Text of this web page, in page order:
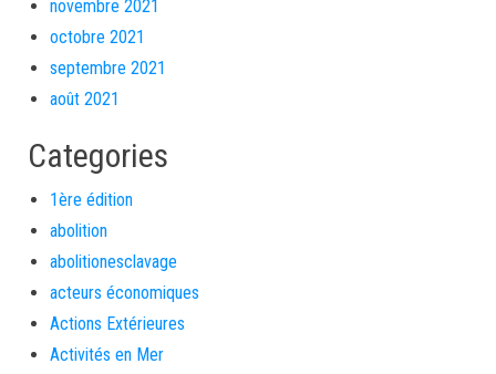
novembre 2021
octobre 2021
septembre 2021
août 2021
Categories
1ère édition
abolition
abolitionesclavage
acteurs économiques
Actions Extérieures
Activités en Mer